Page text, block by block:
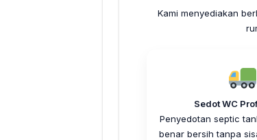
Kami menyediakan
Sedot WC
Penyedotan septic
benar bersih tanpa